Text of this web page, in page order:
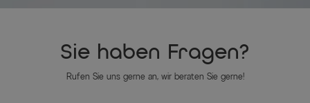
Höhe Rückenlehne: ca. 56 cm
Max. Belastbarkeit: ca. 120 kg
Gewicht: ca. 3,9 kg
Sie haben Fragen?
Rufen Sie uns gerne an, wir beraten Sie gerne!